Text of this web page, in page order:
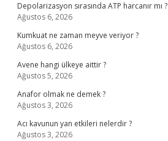
Depolarizasyon sırasında ATP harcanır mı ?
Ağustos 6, 2026
Kumkuat ne zaman meyve veriyor ?
Ağustos 6, 2026
Avene hangi ülkeye aittir ?
Ağustos 5, 2026
Anafor olmak ne demek ?
Ağustos 3, 2026
Acı kavunun yan etkileri nelerdir ?
Ağustos 3, 2026